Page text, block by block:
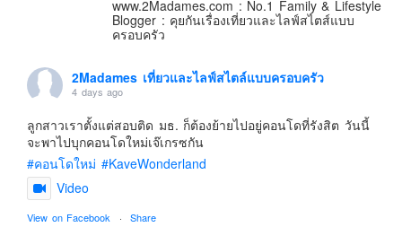
อเมริกา
บทความครอบครัว
Beauty Review
รีวิวสายการบิน
Products & Applications
www.2Madames.com : No.1 Family & Lifestyle
Blogger : คุยกันเรื่องเที่ยวและไลฟ์สไตส์แบบ
ครอบครัว
2Madames เที่ยวและไลฟ์สไตล์แบบครอบครัว
4 days ago
ลูกสาวเราตั้งแต่สอบติด มธ. ก็ต้องย้ายไปอยู่คอนโดที่รังสิต วันนี้
จะพาไปบุกคอนโดใหม่เจ๊เกรซกัน
#คอนโดใหม่ #KaveWonderland
Video
View on Facebook · Share